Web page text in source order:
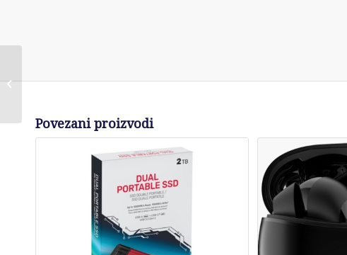
Povezani proizvodi